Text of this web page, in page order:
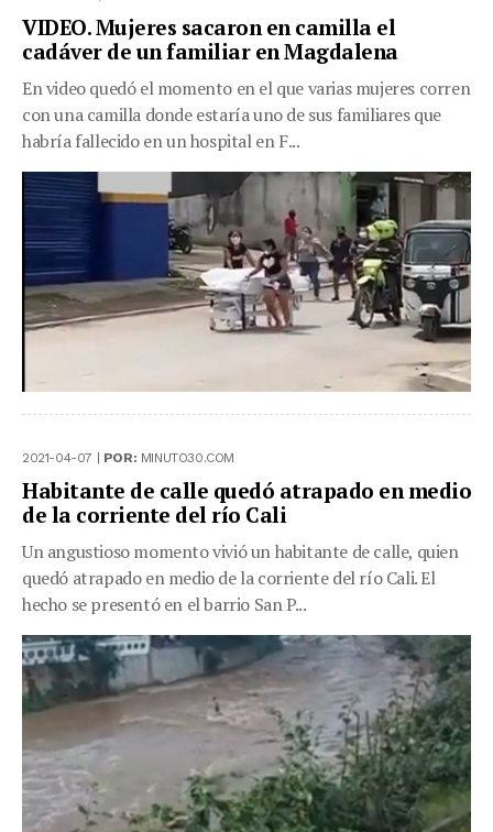
VIDEO. Mujeres sacaron en camilla el
cadáver de un familiar en Magdalena
En video quedó el momento en el que varias mujeres corren
con una camilla donde estaría uno de sus familiares que
habría fallecido en un hospital en F...
2021-04-07 | POR: MINUTO30.COM
Habitante de calle quedó atrapado en medio
de la corriente del río Cali
Un angustioso momento vivió un habitante de calle, quien
quedó atrapado en medio de la corriente del río Cali. El
hecho se presentó en el barrio San P...